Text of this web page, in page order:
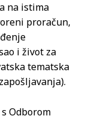
na istima
proračun,
i život za
tematska
Odborom